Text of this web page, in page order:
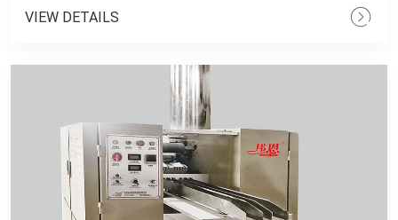
VIEW DETAILS